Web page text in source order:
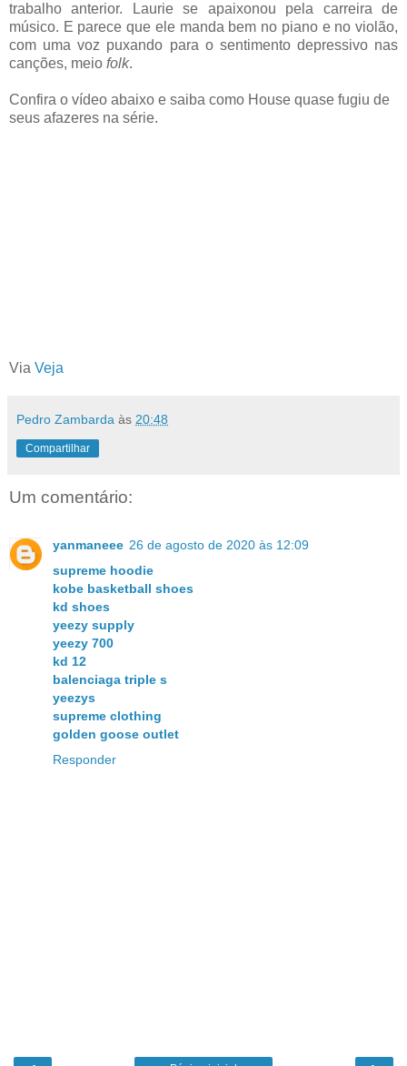
trabalho anterior. Laurie se apaixonou pela carreira de
músico. E parece que ele manda bem no piano e no violão,
com uma voz puxando para o sentimento depressivo nas
canções, meio folk.
Confira o vídeo abaixo e saiba como House quase fugiu de
seus afazeres na série.
Via Veja
Pedro Zambarda às 20:48
Compartilhar
Um comentário:
yanmaneee 26 de agosto de 2020 às 12:09
supreme hoodie
kobe basketball shoes
kd shoes
yeezy supply
yeezy 700
kd 12
balenciaga triple s
yeezys
supreme clothing
golden goose outlet
Responder